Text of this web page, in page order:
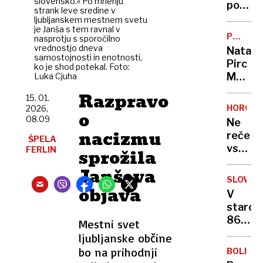
strank leve sredine v
ljubljanskem mestnem svetu
je Janša s tem ravnal v
nasprotju s sporočilno
vrednostjo dneva
samostojnosti in enotnosti,
ko je shod potekal. Foto:
Luka Cjuha
Razpravo
o
nacizmu
sprožila
Janševa
objava
Mestni svet
ljubljanske občine
bo na prihodnji
15. 01.
2026,
08.09
ŠPELA
FERLIN
porabe
piva
se
ne
bo
na
noben
način”
PO
NESREČI
Nataša
Pirc
Musar:
"Težko
mi
je,
zelo
težko.
Pa
ne
samo
zaradi
sebe"
Ne
reče
vsak
»ljubim
te«:
kako
da
SLOVO
V
86
let
umrl